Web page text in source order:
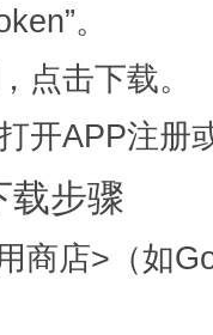
。
点击下载。
开APP注册
载步骤
商店>（如